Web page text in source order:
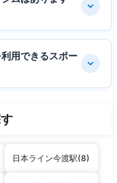
用できるスポー
日本ライン今渡駅(8)